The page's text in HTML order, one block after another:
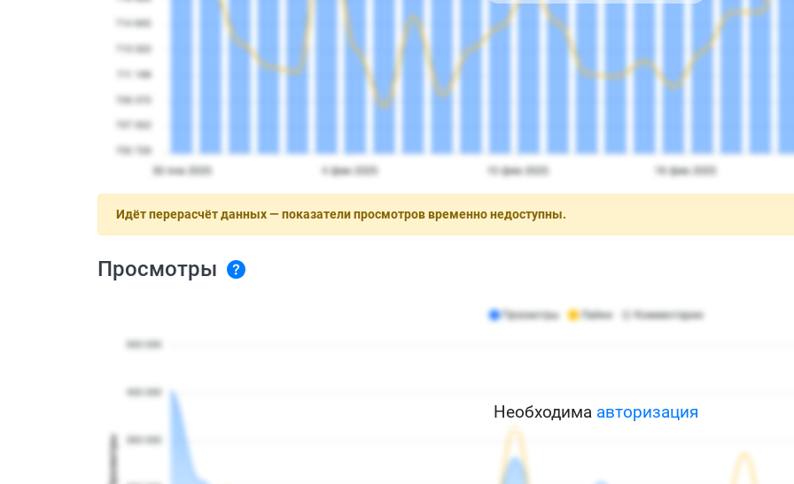
Идёт перерасчёт данных — показатели просмотров временно недоступны.
Просмотры
Необходима авторизация